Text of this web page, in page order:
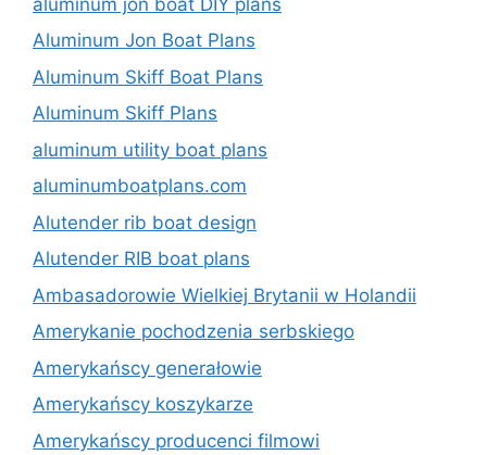
Aluminum Jon Boat Plans
Aluminum Skiff Boat Plans
Aluminum Skiff Plans
aluminum utility boat plans
aluminumboatplans.com
Alutender rib boat design
Alutender RIB boat plans
Ambasadorowie Wielkiej Brytanii w Holandii
Amerykanie pochodzenia serbskiego
Amerykańscy generałowie
Amerykańscy koszykarze
Amerykańscy producenci filmowi